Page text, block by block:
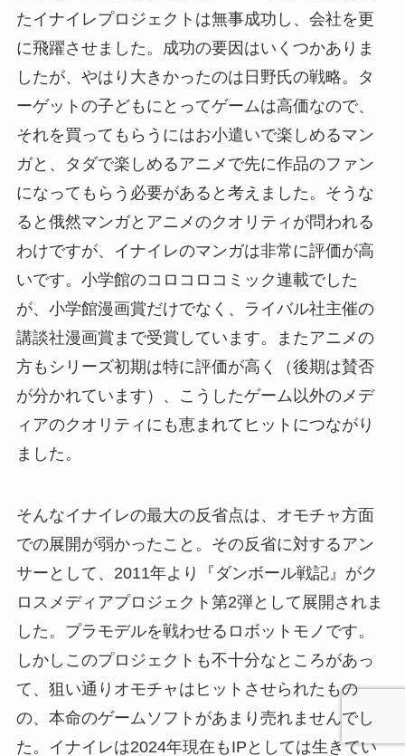
たイナイレプロジェクトは無事成功し、会社を更
に飛躍させました。成功の要因はいくつかありま
したが、やはり大きかったのは日野氏の戦略。タ
ーゲットの子どもにとってゲームは高価なので、
それを買ってもらうにはお小遣いで楽しめるマン
ガと、タダで楽しめるアニメで先に作品のファン
になってもらう必要があると考えました。そうな
ると俄然マンガとアニメのクオリティが問われる
わけですが、イナイレのマンガは非常に評価が高
いです。小学館のコロコロコミック連載でした
が、小学館漫画賞だけでなく、ライバル社主催の
講談社漫画賞まで受賞しています。またアニメの
方もシリーズ初期は特に評価が高く（後期は賛否
が分かれています）、こうしたゲーム以外のメデ
ィアのクオリティにも恵まれてヒットにつながり
ました。
そんなイナイレの最大の反省点は、オモチャ方面
での展開が弱かったこと。その反省に対するアン
サーとして、2011年より『ダンボール戦記』がク
ロスメディアプロジェクト第2弾として展開されま
した。プラモデルを戦わせるロボットモノです。
しかしこのプロジェクトも不十分なところがあっ
て、狙い通りオモチャはヒットさせられたもの
の、本命のゲームソフトがあまり売れませんでし
た。イナイレは2024年現在もIPとしては生きてい